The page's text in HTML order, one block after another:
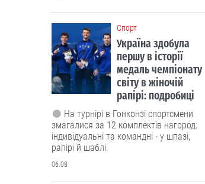
Cпорт
Україна здобула
першу в історії
медаль чемпіонату
світу в жіночій
рапірі: подробиці
На турнірі в Гонконзі спортсмени
змагалися за 12 комплектів нагород:
індивідуальні та командні - у шпазі,
рапірі й шаблі.
06.08